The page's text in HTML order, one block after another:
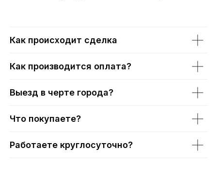
Как проиcходит сделка
Как производится оплата?
Выезд в черте города?
Что покупаете?
Работаете круглосуточно?